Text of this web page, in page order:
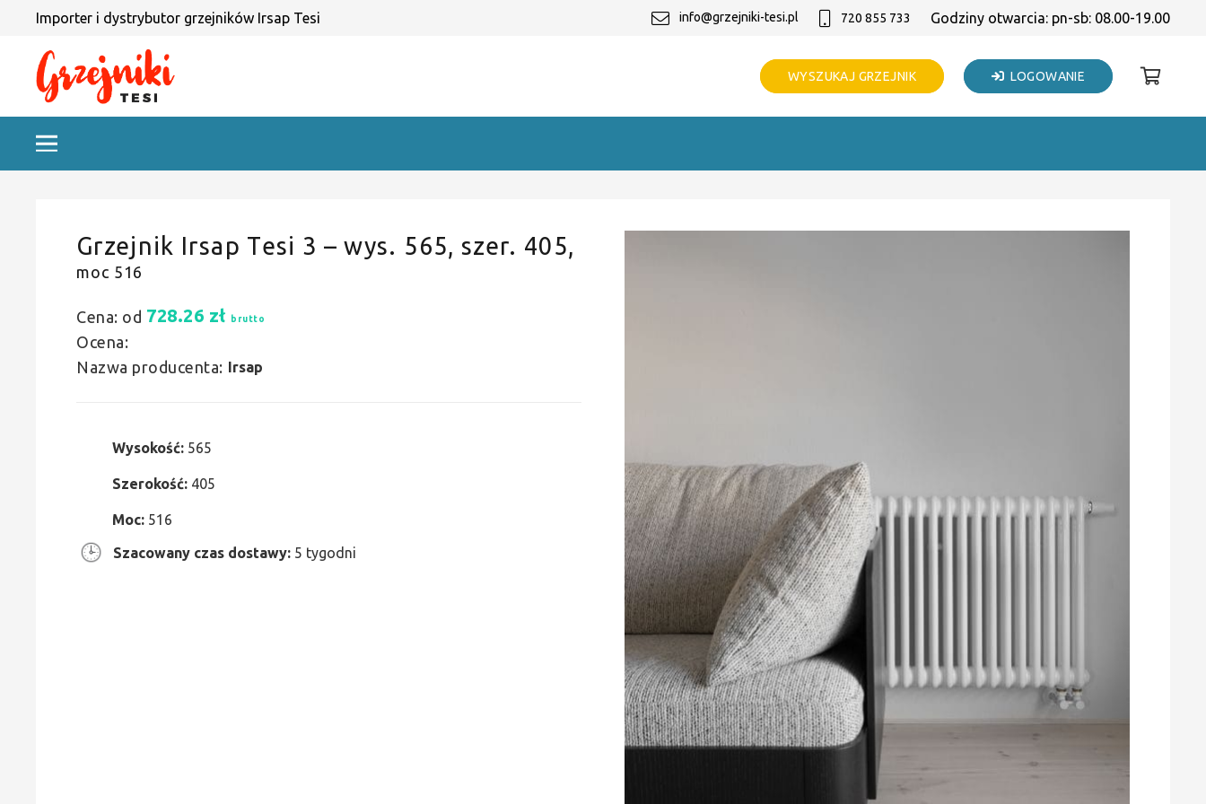
Importer i dystrybutor grzejników Irsap Tesi info@grzejniki-tesi.pl 720 855 733 Godziny otwarcia: pn-sb: 08.00-19.00
WYSZUKAJ GRZEJNIK LOGOWANIE
Grzejnik Irsap Tesi 3 – wys. 565, szer. 405,
moc 516
Cena: od 728.26 zł brutto
Ocena:
Nazwa producenta: Irsap
Wysokość: 565
Szerokość: 405
Moc: 516
Szacowany czas dostawy: 5 tygodni